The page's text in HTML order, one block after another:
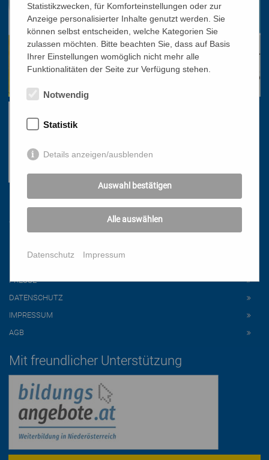
Links
PRESSE
DATENSCHUTZ
IMPRESSUM
AGB
Mit freundlicher Unterstützung
Statistikzwecken, für Komforteinstellungen oder zur
Anzeige personalisierter Inhalte genutzt werden. Sie
können selbst entscheiden, welche Kategorien Sie
zulassen möchten. Bitte beachten Sie, dass auf Basis
Ihrer Einstellungen womöglich nicht mehr alle
Funktionalitäten der Seite zur Verfügung stehen.
Notwendig
Statistik
Details anzeigen/ausblenden
Auswahl bestätigen
Alle auswählen
Datenschutz Impressum